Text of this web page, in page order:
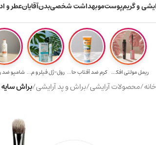
و گریمپوستموبهداشت شخصیبدنآقایانعطر و
ریمل مولتی افکت... کرم ضد آفتاب حا... رول-ژل فیلر و م...
خانه/محصولات آرایشی/براش و پد آرایشی/براش